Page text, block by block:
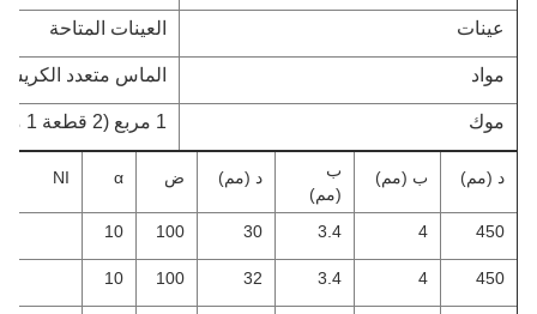
عينات العينات المتاحة
مواد الماس متعدد
موك 1 مربع (2 قطعة 1 مربع)
د (مم) ب (مم)
ب
(مم)
د (مم) ض α
NI
450
4
3.4
30
100
10
450
4
3.4
32
100
10